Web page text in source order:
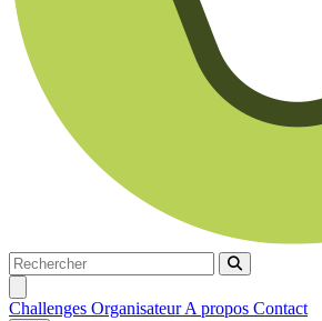
Rechercher
Rechercher
Challenges OrganisateurA propos Contact